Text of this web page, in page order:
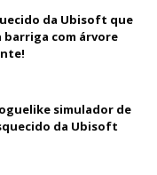
da Ubisoft que
com árvore
simulador de
da Ubisoft